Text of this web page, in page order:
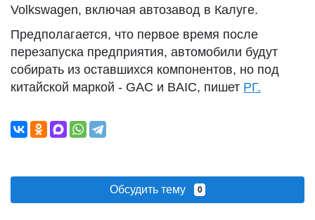
Volkswagen, включая автозавод в Калуге.
Предполагается, что первое время после
перезапуска предприятия, автомобили будут
собирать из оставшихся компонентов, но под
китайской маркой - GAC и BAIC, пишет РГ.
Обсудить тему 0